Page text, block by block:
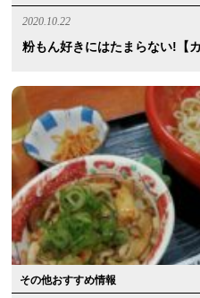
2020.10.22
粉もん好きにはたまらない!【
その他おすすめ情報